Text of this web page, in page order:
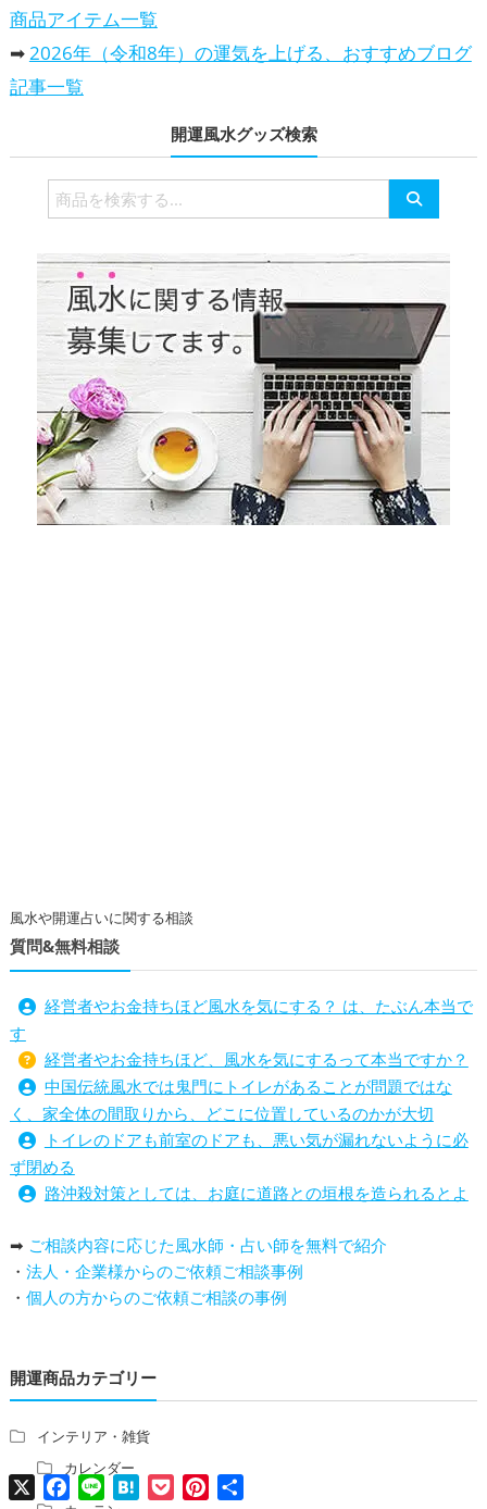
商品アイテム一覧
➡2026年（令和8年）の運気を上げる、おすすめブログ
記事一覧
開運風水グッズ検索
検
索
象:
風水や開運占いに関する相談
質問&無料相談
経営者やお金持ちほど風水を気にする？ は、たぶん本当で
す
経営者やお金持ちほど、風水を気にするって本当ですか？
中国伝統風水では鬼門にトイレがあることが問題ではな
く、家全体の間取りから、どこに位置しているのかが大切
トイレのドアも前室のドアも、悪い気が漏れないように必
ず閉める
路沖殺対策としては、お庭に道路との垣根を造られるとよ
庭を広げると路沖殺（ろちゅうさつ）は防げますか？
トイレ前室のドアの開け閉めについて
増築して家相の中心軸が変わると、鬼門の方角にあるトイ
占い師さんは、幽霊を見たことがありますか？
家相風水の診断・鑑定料金や相場について
家相・風水の鑑定料金の相場が知りたい。
風水の流派について教えてください。
風水で個人の運勢を占う方法はありますか？
➡ ご相談内容に応じた風水師・占い師を無料で紹介
・ 法人・企業様からのご依頼ご相談事例
・ 個人の方からのご依頼ご相談の事例
開運商品カテゴリー
インテリア・雑貨
カレンダー
X Facebook
Line HatenaPocketPinterest